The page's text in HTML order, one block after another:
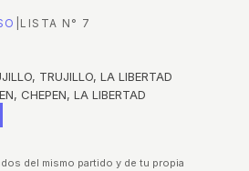
LISTA N° 7
TRUJILLO, LA LIBERTAD
CHEPEN, LA LIBERTAD
del mismo partido y de tu propia